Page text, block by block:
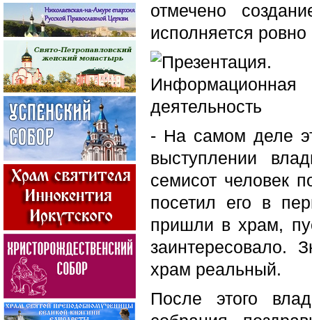
отмечено
исполняется ровно
- На самом деле
выступлении
семисот человек
посетил его в
пришли в храм,
заинтересовало.
храм реальный.
После этого